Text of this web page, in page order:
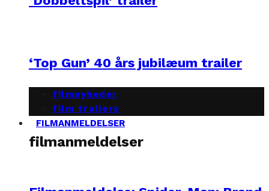
‘Top Gun’ 40 års jubilæum trailer
filmnyheder
film trailers
FILMANMELDELSER
filmanmeldelser